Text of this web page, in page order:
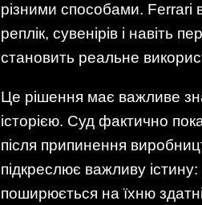
різними способами. Ferrari
реплік, сувенірів і навіть
становить реальне
Це рішення має важливе
історією. Суд фактично
після припинення
підкреслює важливу
поширюється на їхню